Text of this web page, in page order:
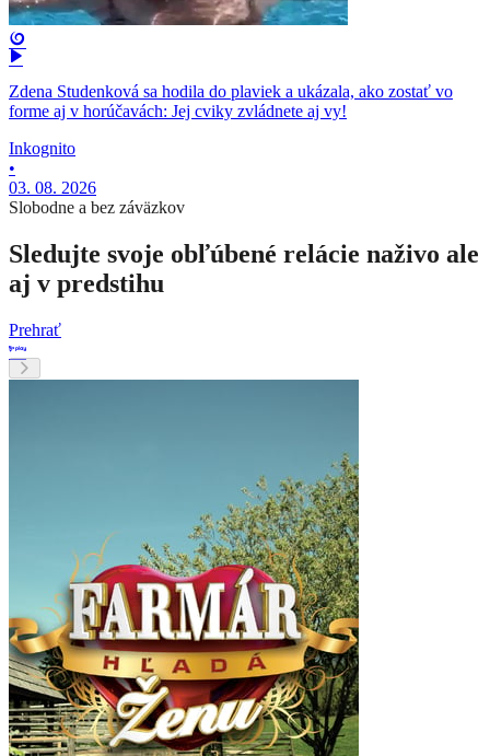
Zdena Studenková sa hodila do plaviek a ukázala, ako zostať vo
forme aj v horúčavách: Jej cviky zvládnete aj vy!
Inkognito
•
03. 08. 2026
Slobodne a bez záväzkov
Sledujte svoje obľúbené relácie naživo ale
aj v predstihu
Prehrať